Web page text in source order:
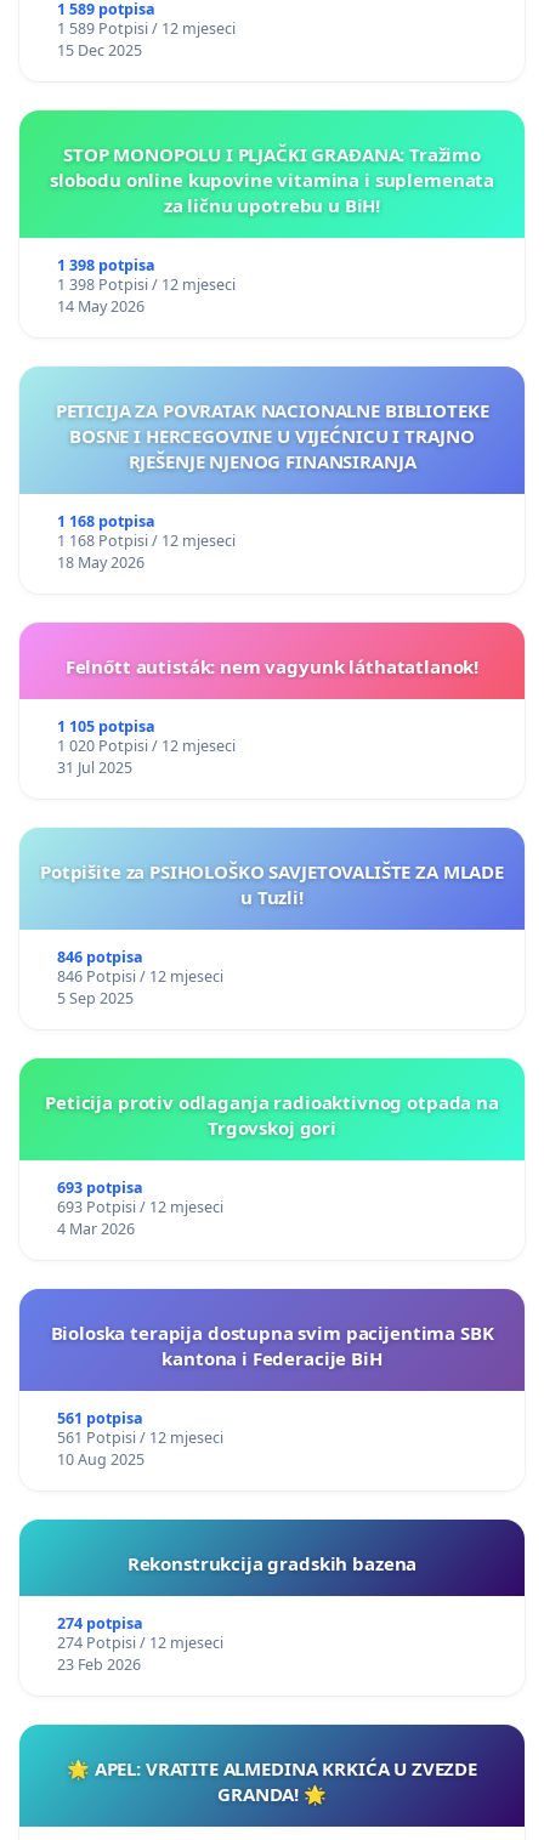
1 589 potpisa
1 589 Potpisi / 12 mjeseci
15 Dec 2025
STOP MONOPOLU I PLJAČKI GRAĐANA: Tražimo
slobodu online kupovine vitamina i suplemenata
za ličnu upotrebu u BiH!
1 398 potpisa
1 398 Potpisi / 12 mjeseci
14 May 2026
PETICIJA ZA POVRATAK NACIONALNE BIBLIOTEKE
BOSNE I HERCEGOVINE U VIJEĆNICU I TRAJNO
RJEŠENJE NJENOG FINANSIRANJA
1 168 potpisa
1 168 Potpisi / 12 mjeseci
18 May 2026
Felnőtt autisták: nem vagyunk láthatatlanok!
1 105 potpisa
1 020 Potpisi / 12 mjeseci
31 Jul 2025
Potpišite za PSIHOLOŠKO SAVJETOVALIŠTE ZA MLADE
u Tuzli!
846 potpisa
846 Potpisi / 12 mjeseci
5 Sep 2025
Peticija protiv odlaganja radioaktivnog otpada na
Trgovskoj gori
693 potpisa
693 Potpisi / 12 mjeseci
4 Mar 2026
Bioloska terapija dostupna svim pacijentima SBK
kantona i Federacije BiH
561 potpisa
561 Potpisi / 12 mjeseci
10 Aug 2025
Rekonstrukcija gradskih bazena
274 potpisa
274 Potpisi / 12 mjeseci
23 Feb 2026
🌟 APEL: VRATITE ALMEDINA KRKIĆA U ZVEZDE
GRANDA! 🌟